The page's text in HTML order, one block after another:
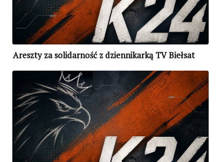
Areszty za solidarność z dziennikarką TV Biełsat